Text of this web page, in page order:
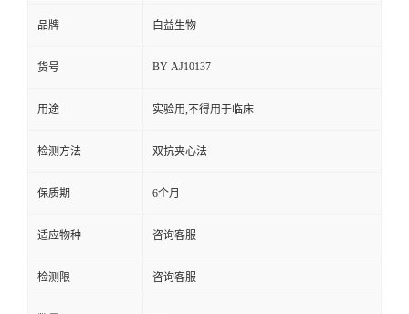
品牌 白益生物
货号 BY-AJ10137
用途 实验用,不得用于临床
检测方法 双抗夹心法
保质期 6个月
适应物种 咨询客服
检测限 咨询客服